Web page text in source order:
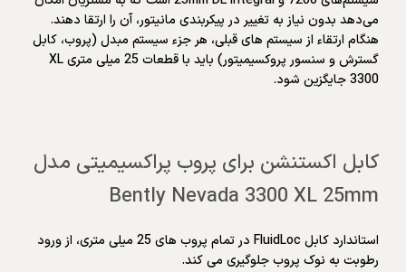
می‌دهد بدون نیاز به تغییر در پیکربندی مانیتور، آن را ارتقا دهند.
هنگام ارتقاء از سیستم های قبلی، هر جزء سیستم مبدل (پروب، کابل
گسترش و سنسور پروکسیمیتور) باید با قطعات 25 میلی متری XL
3300 جایگزین شود.
کابل اکستنشن برای پروب پراکسیمیتی مدل
Bently Nevada 3300 XL 25mm
استاندارد کابل FluidLoc در تمام پروب های 25 میلی متری، از ورود
رطوبت به نوک پروب جلوگیری می کند.